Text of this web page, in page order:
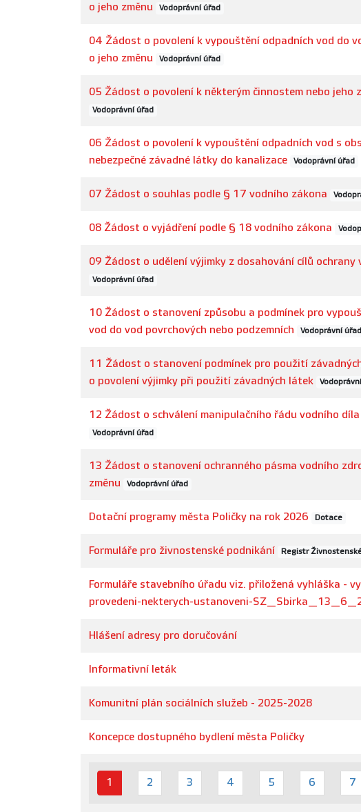
o jeho změnu Vodoprávní úřad
04 Žádost o povolení k vypouštění odpadních vod do
o jeho změnu Vodoprávní úřad
05 Žádost o povolení k některým činnostem nebo jeho
Vodoprávní úřad
06 Žádost o povolení k vypouštění odpadních vod s
nebezpečné závadné látky do kanalizace Vodoprávní úřad
07 Žádost o souhlas podle § 17 vodního zákona
08 Žádost o vyjádření podle § 18 vodního zákona
09 Žádost o udělení výjimky z dosahování cílů ochrany
Vodoprávní úřad
10 Žádost o stanovení způsobu a podmínek pro
vod do vod povrchových nebo podzemních
Vodoprávní úřad
11 Žádost o stanovení podmínek pro použití
o povolení výjimky při použití závadných látek
12 Žádost o schválení manipulačního řádu vodního díla
Vodoprávní úřad
13 Žádost o stanovení ochranného pásma vodního
změnu Vodoprávní úřad
Dotační programy města Poličky na rok 2026 Dotace
Formuláře pro živnostenské podnikání Registr
Formuláře stavebního úřadu viz. přiložená vyhláška -
provedeni-nekterych-ustanoveni-
Hlášení adresy pro doručování
Informativní leták
Komunitní plán sociálních služeb - 2025-2028
Koncepce dostupného bydlení města Poličky
1 2 3 4 5 6 7